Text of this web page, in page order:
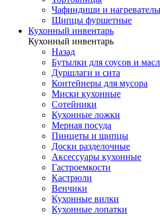
Чафиндиши и
Щипцы фуршетные
Кухонный инвентарь
Кухонный инвентарь
Назад
Бутылки для соусов и
Дуршлаги и сита
Контейнеры для мусора
Миски кухонные
Сотейники
Кухонные ложки
Мерная посуда
Пинцеты и щипцы
Доски разделочные
Аксессуары кухонные
Гастроемкости
Кастрюли
Венчики
Кухонные вилки
Кухонные лопатки